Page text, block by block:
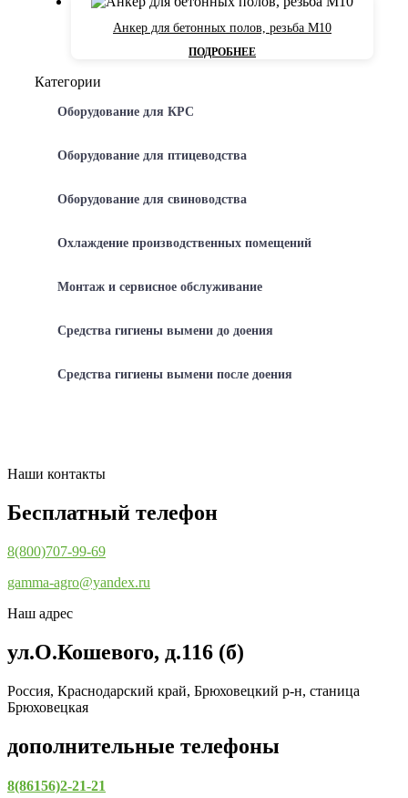
Анкер для бетонных полов, резьба М10
ПОДРОБНЕЕ
Категории
Оборудование для КРС
Оборудование для птицеводства
Оборудование для свиноводства
Охлаждение производственных помещений
Монтаж и сервисное обслуживание
Средства гигиены вымени до доения
Средства гигиены вымени после доения
Наши контакты
Бесплатный телефон
8(800)707-99-69
gamma-agro@yandex.ru
Наш адрес
ул.О.Кошевого, д.116 (б)
Россия, Краснодарский край, Брюховецкий р-н, станица
Брюховецкая
дополнительные телефоны
8(86156)2-21-21